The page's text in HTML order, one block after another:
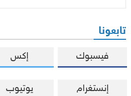
تابعونا
فيسبوك إكس
إنستغرام يوتيوب